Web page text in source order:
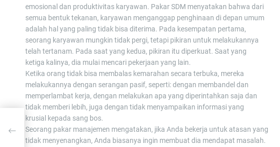
emosional dan produktivitas karyawan. Pakar SDM menyatakan bahwa dari
semua bentuk tekanan, karyawan menganggap penghinaan di depan umum
adalah hal yang paling tidak bisa diterima. Pada kesempatan pertama,
seorang karyawan mungkin tidak pergi, tetapi pikiran untuk melakukannya
telah tertanam. Pada saat yang kedua, pikiran itu diperkuat. Saat yang
ketiga kalinya, dia mulai mencari pekerjaan yang lain.
Ketika orang tidak bisa membalas kemarahan secara terbuka, mereka
melakukannya dengan serangan pasif, seperti: dengan membandel dan
memperlambat kerja, dengan melakukan apa yang diperintahkan saja dan
tidak memberi lebih, juga dengan tidak menyampaikan informasi yang
krusial kepada sang bos.
Seorang pakar manajemen mengatakan, jika Anda bekerja untuk atasan yang
tidak menyenangkan, Anda biasanya ingin membuat dia mendapat masalah.